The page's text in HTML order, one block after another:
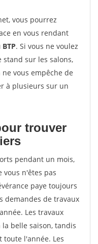
vous pourrez
en vous rendant
. Si vous ne voulez
sur les salons,
vous empêche de
à plusieurs sur un
trouver
pendant un mois,
vous n'êtes pas
paye toujours
demandes de travaux
Les travaux
belle saison, tandis
l'année. Les